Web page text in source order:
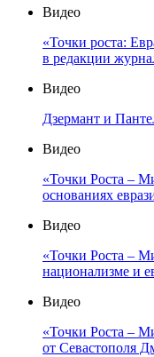
Видео
«Точки роста:
в редакции
Видео
Дзермант и
Видео
«Точки Роста –
основаниях
Видео
«Точки Роста –
национализме и
Видео
«Точки Роста –
от Севастополя